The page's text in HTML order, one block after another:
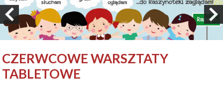
CZERWCOWE WARSZTATY
TABLETOWE